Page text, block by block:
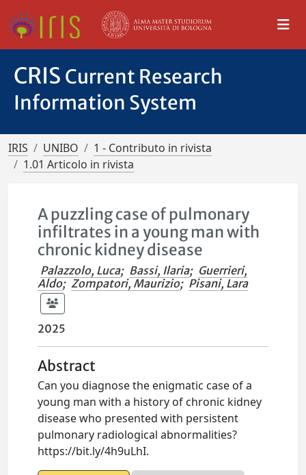
CRIS Current Research
Information System
IRIS UNIBO
1 - Contributo in rivista
1.01 Articolo in rivista
A puzzling case of pulmonary
infiltrates in a young man with
chronic kidney disease
Palazzolo, Luca; Bassi, Ilaria; Guerrieri,
Aldo; Zompatori, Maurizio; Pisani, Lara
2025
Abstract
Can you diagnose the enigmatic case of a
young man with a history of chronic kidney
disease who presented with persistent
pulmonary radiological abnormalities?
https://bit.ly/4h9uLhI.